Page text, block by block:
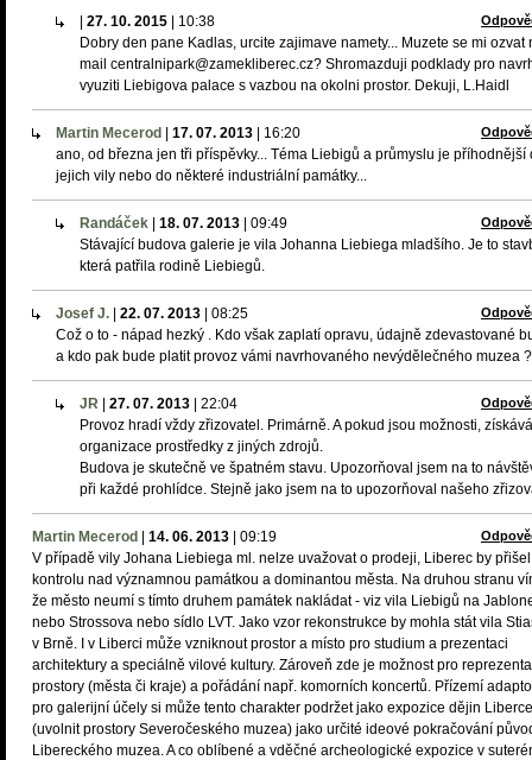
27. 10. 2015 10:38
Dobry den pane Kadlas, urcite zajimave namety... Muzete se mi ozvat
mail centralnipark@zamekliberec.cz? Shromazduji podklady pro
vyuziti Liebigova palace s vazbou na okolni prostor. Dekuji, L.Haidl
Martin Mecerod 17. 07. 2013 16:20
ano, od března jen tři příspěvky... Téma Liebigů a průmyslu je příhodnější
jejich vily nebo do některé industriální památky...
Randáček 18. 07. 2013 09:49
Stávající budova galerie je vila Johanna Liebiega mladšího. Je to
která patřila rodině Liebiegů.
Josef J. 22. 07. 2013 08:25
Což o to - nápad hezký . Kdo však zaplatí opravu, údajně zdevastované
a kdo pak bude platit provoz vámi navrhovaného nevýdělečného muzea ?
JR 27. 07. 2013 22:04
Provoz hradí vždy zřizovatel. Primárně. A pokud jsou možnosti, získává
organizace prostředky z jiných zdrojů.
Budova je skutečně ve špatném stavu. Upozorňoval jsem na to
při každé prohlídce. Stejně jako jsem na to upozorňoval našeho
Martin Mecerod 14. 06. 2013 09:19
V případě vily Johana Liebiega ml. nelze uvažovat o prodeji, Liberec by
kontrolu nad významnou památkou a dominantou města. Na druhou stranu
že město neumí s tímto druhem památek nakládat - viz vila Liebigů na
nebo Strossova nebo sídlo LVT. Jako vzor rekonstrukce by mohla stát vila
v Brně. I v Liberci může vzniknout prostor a místo pro studium a prezentaci
architektury a speciálně vilové kultury. Zároveň zde je možnost pro
prostory (města či kraje) a pořádání např. komorních koncertů. Přízemí
pro galerijní účely si může tento charakter podržet jako expozice dějin Liberce
(uvolnit prostory Severočeského muzea) jako určité ideové pokračování
Libereckého muzea. A co oblíbené a vděčné archeologické expozice v